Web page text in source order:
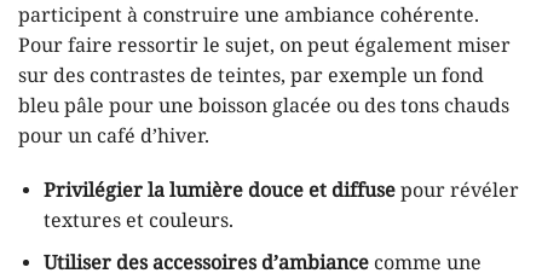
participent à construire une ambiance cohérente.
Pour faire ressortir le sujet, on peut également miser
sur des contrastes de teintes, par exemple un fond
bleu pâle pour une boisson glacée ou des tons chauds
pour un café d’hiver.
Privilégier la lumière douce et diffusepour révéler
textures et couleurs.
Utiliser des accessoires d’ambiancecomme une